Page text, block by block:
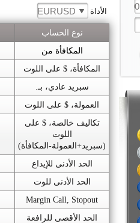
الأداة EURUSD
نوع الحساب
المكافأة من
المكافأة، $ على اللوت
سبريد عادي، بـ.
العمولة، $ على اللوت
تكاليف خالصة، $ على
اللوت
(سبريد+العمولة-المكافأة)
الحد الأدنى للإيداع
الحد الأدنى للوت
Margin Call, Stopout
الحد الأقصى للرافعة